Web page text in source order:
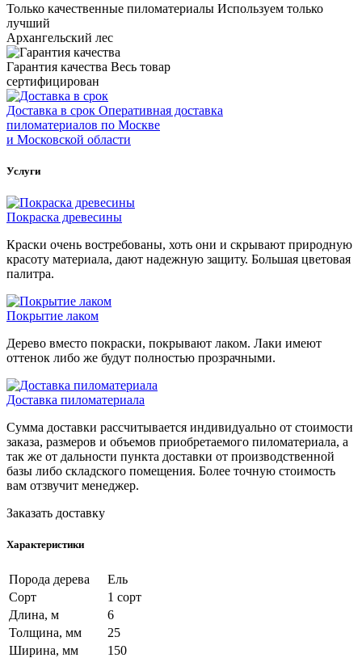
Только качественные пиломатериалы Используем только
лучший
Архангельский лес
Гарантия качества Весь товар
сертифицирован
Доставка в срок Оперативная доставка
пиломатериалов по Москве
и Московской области
Услуги
Покраска древесины
Краски очень востребованы, хоть они и скрывают природную
красоту материала, дают надежную защиту. Большая цветовая
палитра.
Покрытие лаком
Дерево вместо покраски, покрывают лаком. Лаки имеют
оттенок либо же будут полностью прозрачными.
Доставка пиломатериала
Сумма доставки рассчитывается индивидуально от стоимости
заказа, размеров и объемов приобретаемого пиломатериала, а
так же от дальности пункта доставки от производственной
базы либо складского помещения. Более точную стоимость
вам отзвучит менеджер.
Заказать доставку
Характеристики
Порода дерева
Ель
Сорт
1 сорт
Длина, м
6
Толщина, мм
25
Ширина, мм
150